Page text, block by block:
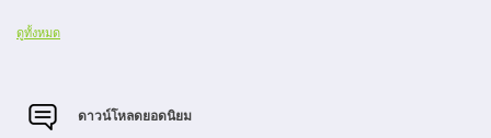
ดูทั้งหมด
ดาวน์โหลดยอดนิยม